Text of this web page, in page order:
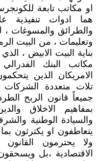
او مكاتب تابعة
هما ادوات تنفيذية
والطرائق والمسوغات ،
وتعليمات ، من البيت
بناية البيت الابيض ،
مكاتب البنك
تلات متعددة الشركات
جميعاً قانون الربح
بمفاهيم الاخلاق
والسيادة الوطنية
يتعاطفون او يكترثون
ولا يحترمون
الاقتصادية ،بل